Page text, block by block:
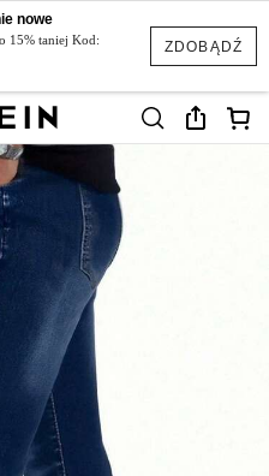
ZDOBĄDŹ
nowe
15% taniej Kod: